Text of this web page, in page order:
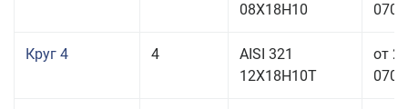
08Х18Н10
Круг 4 4
AISI 321
12Х18Н10Т
от